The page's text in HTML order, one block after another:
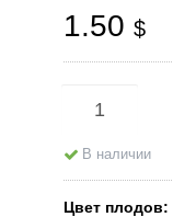
1.50 $
В наличии
Цвет плодов